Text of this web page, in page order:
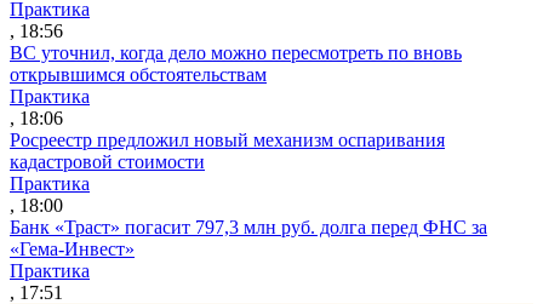
Практика
, 18:56
ВС уточнил, когда дело можно пересмотреть по вновь
открывшимся обстоятельствам
Практика
, 18:06
Росреестр предложил новый механизм оспаривания
кадастровой стоимости
Практика
, 18:00
Банк «Траст» погасит 797,3 млн руб. долга перед ФНС за
«Гема-Инвест»
Практика
, 17:51